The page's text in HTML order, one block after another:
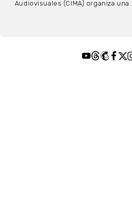
Audiovisuales (CIMA) organiza una...